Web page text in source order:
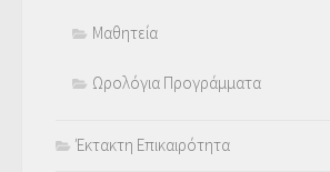
Μαθητεία
Ωρολόγια Προγράμματα
Έκτακτη Επικαιρότητα